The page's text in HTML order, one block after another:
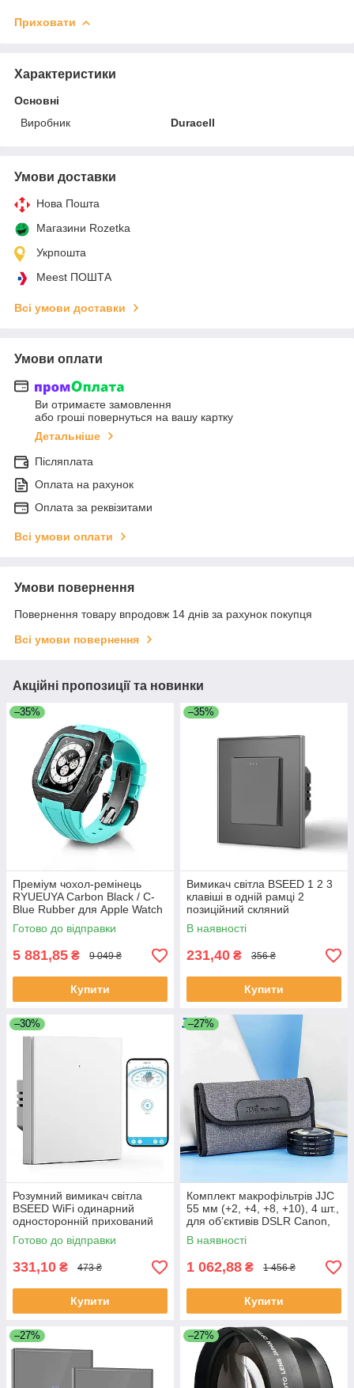
Приховати
Характеристики
Основні
Виробник
Duracell
Умови доставки
Нова Пошта
Магазини Rozetka
Укрпошта
Meest ПОШТА
Всі умови доставки
Умови оплати
Ви отримаєте замовлення
або гроші повернуться на вашу картку
Детальніше
Післяплата
Оплата на рахунок
Оплата за реквізитами
Всі умови оплати
Умови повернення
Повернення товару впродовж 14 днів за рахунок покупця
Всі умови повернення
Акційні пропозиції та новинки
–35%
Преміум чохол-ремінець
RYUEUYA Carbon Black / C-
Blue Rubber для Apple Watch
44mm/45mm, карбоновий
корпус для Епл Вотч
Готово до відправки
5 881,85 ₴ 9 049 ₴
Купити
–35%
Вимикач світла BSEED 1 2 3
клавіші в одній рамці 2
позиційний скляний
безгвинтовий 10A Сірий
В наявності
231,40 ₴ 356 ₴
Купити
–30%
Розумний вимикач світла
BSEED WiFi одинарний
односторонній прихований
монтаж білий Alexa Google
Home Smart Life
Готово до відправки
331,10 ₴ 473 ₴
Купити
–27%
Комплект макрофільтрів JJC
55 мм (+2, +4, +8, +10), 4 шт.,
для об’єктивів DSLR Canon,
Nikon, Sony, Pentax, Olympus,
Fujifilm
В наявності
1 062,88 ₴ 1 456 ₴
Купити
–27% –27%